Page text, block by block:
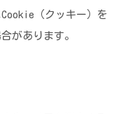
（クッキー）を
があります。